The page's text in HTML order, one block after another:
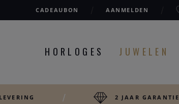
CADEAUBON AANMELDEN
HORLOGES JUWELEN
2 JAAR GARANTIE